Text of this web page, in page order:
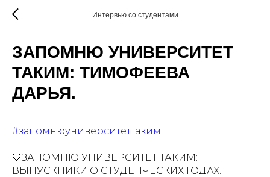
Интервью со студентами
ЗАПОМНЮ УНИВЕРСИТЕТ
ТАКИМ: ТИМОФЕЕВА
ДАРЬЯ.
#запомнюуниверситеттаким
🤍ЗАПОМНЮ УНИВЕРСИТЕТ ТАКИМ:
ВЫПУСКНИКИ О СТУДЕНЧЕСКИХ ГОДАХ.